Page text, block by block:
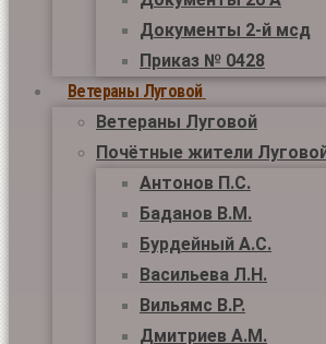
Документы 2-й мсд
Приказ № 0428
Ветераны Луговой
Ветераны Луговой
Почётные жители
Антонов П.С.
Баданов В.М.
Бурдейный А.С.
Васильева Л.Н.
Вильямс В.Р.
Дмитриев А.М.